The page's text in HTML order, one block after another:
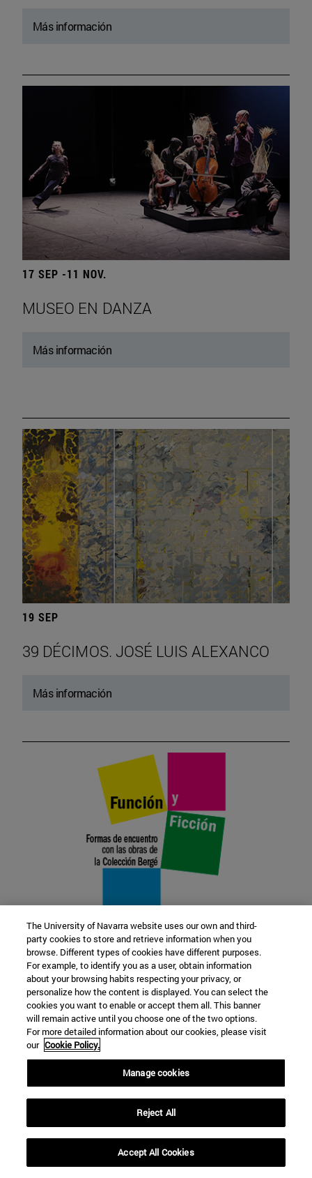
Más información
17 SEP -11 NOV.
MUSEO EN DANZA
Más información
19 SEP
39 DÉCIMOS. JOSÉ LUIS ALEXANCO
Más información
22 SEP
FUNCIÓN Y FICCIÓN. Varios artistas
Más información
The University of Navarra website uses our own and third-
party cookies to store and retrieve information when you
browse. Different types of cookies have different purposes.
For example, to identify you as a user, obtain information
about your browsing habits respecting your privacy, or
personalize how the content is displayed. You can select the
cookies you want to enable or accept them all. This banner
will remain active until you choose one of the two options.
For more detailed information about our cookies, please visit
our Cookie Policy.
Manage cookies
Reject All
Accept All Cookies